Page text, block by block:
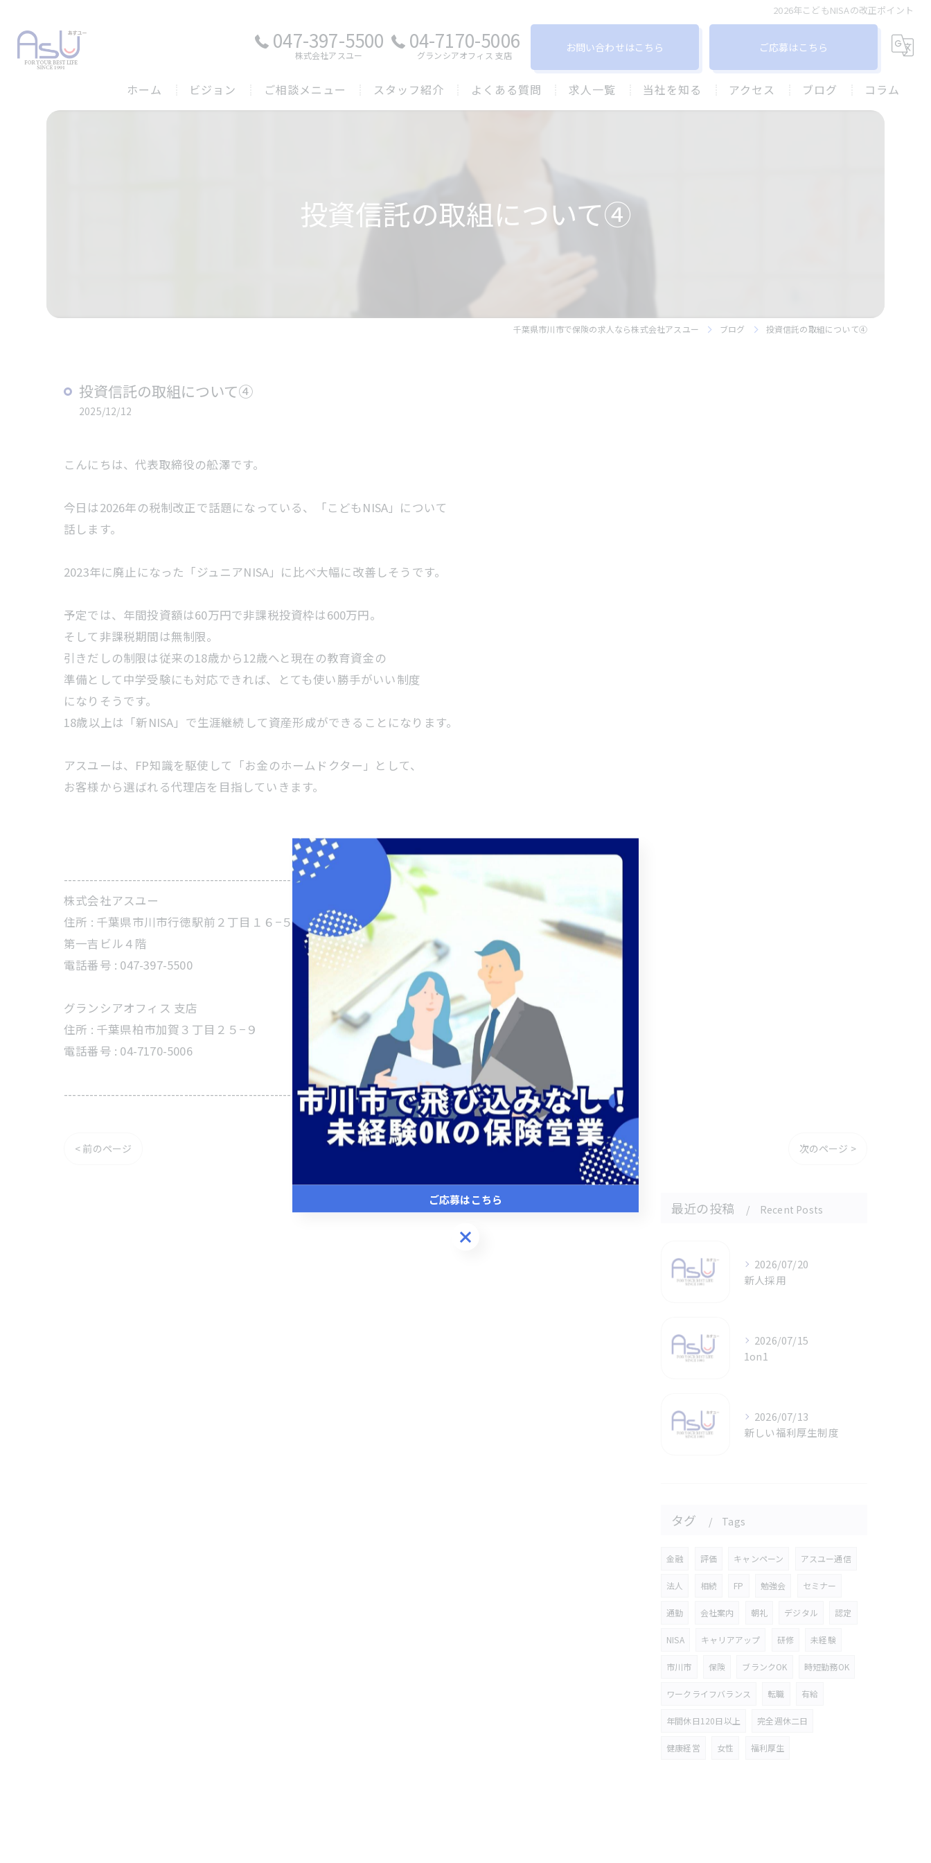
2026年こどもNISAの改正ポイント
047-397-5500
株式会社アスユー
04-7170-5006
グランシアオフィス ⽀店
お問い合わせはこちら ご応募はこちら
ホーム ビジョン ご相談メニュー スタッフ紹介 よくある質問 求人一覧 当社を知る アクセス ブログ コラム
投資信託の取組について④
千葉県市川市で保険の求人なら株式会社アスユー ブログ 投資信託の取組について④
投資信託の取組について④
2025/12/12
こんにちは、代表取締役の舩澤です。
今日は2026年の税制改正で話題になっている、「こどもNISA」について
話します。
2023年に廃止になった「ジュニアNISA」に比べ大幅に改善しそうです。
予定では、年間投資額は60万円で非課税投資枠は600万円。
そして非課税期間は無制限。
引きだしの制限は従来の18歳から12歳へと現在の教育資金の
準備として中学受験にも対応できれば、とても使い勝手がいい制度
になりそうです。
18歳以上は「新NISA」で生涯継続して資産形成ができることになります。
アスユーは、FP知識を駆使して「お金のホームドクター」として、
お客様から選ばれる代理店を目指していきます。
----------------------------------------------------------------------
株式会社アスユー
住所 : 千葉県市川市行徳駅前２丁目１６−５
第一吉ビル４階
電話番号 : 047-397-5500
グランシアオフィス ⽀店
住所 : 千葉県柏市加賀３丁目２５−９
電話番号 : 04-7170-5006
----------------------------------------------------------------------
< 前のページ 一覧に戻る 次のページ >
最近の投稿 Recent Posts
2026/07/20
新人採用
2026/07/15
1on1
2026/07/13
新しい福利厚生制度
タグ Tags
金融 評価 キャンペーン アスユー通信
法人 相続 FP 勉強会 セミナー
通勤 会社案内 朝礼 デジタル 認定
NISA キャリアアップ 研修 未経験
市川市 保険 ブランクOK 時短勤務OK
ワークライフバランス 転職 有給
年間休日120日以上 完全週休二日
健康経営 女性 福利厚生
ご応募はこちら
ご応募はこちら